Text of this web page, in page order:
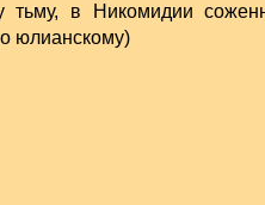
в Никомидии
юлианскому)